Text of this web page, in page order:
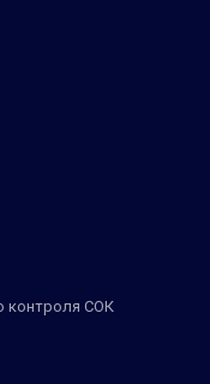
контроля СОК